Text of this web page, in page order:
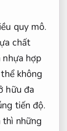
quy mô.
chất
hợp
không
hữu đa
tiến độ.
thì những